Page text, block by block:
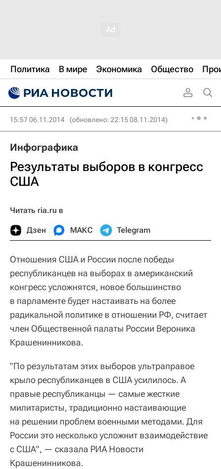
Политика В мире Экономика Общество
15:57 06.11.2014 (обновлено: 22:15 08.11.2014)
Инфографика
Результаты выборов в конгресс
США
Читать ria.ru в
Дзен МАКС Telegram
Отношения США и России после победы
республиканцев на выборах в американский
конгресс усложнятся, новое большинство
в парламенте будет настаивать на более
радикальной политике в отношении РФ, считает
член Общественной палаты России Вероника
Крашенинникова.
"По результатам этих выборов ультраправое
крыло республиканцев в США усилилось. А
правые республиканцы — самые жесткие
милитаристы, традиционно настаивающие
на решении проблем военными методами. Для
России это несколько усложнит взаимодействие
с США", — сказала РИА Новости
Крашенинникова.